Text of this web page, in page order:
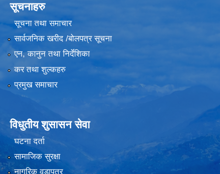
सूचनाहरु
सूचना तथा समाचार
सार्वजनिक खरीद /बोलपत्र सूचना
एन, कानुन तथा निर्देशिका
कर तथा शुल्कहरु
प्रमुख समाचार
विधुतीय शुसासन सेवा
घटना दर्ता
सामाजिक सुरक्षा
नागरिक वडापत्र